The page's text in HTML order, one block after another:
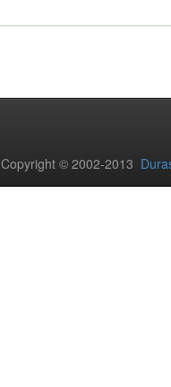
Copyright © 2002-2013